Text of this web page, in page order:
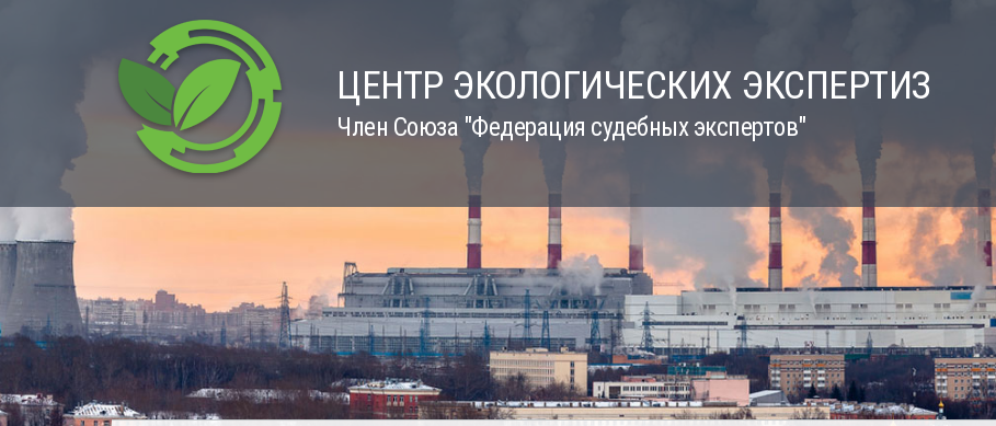
ЦЕНТР ЭКОЛОГИЧЕСКИХ ЭКСПЕРТИЗ
Член Союза "Федерация судебных экспертов"